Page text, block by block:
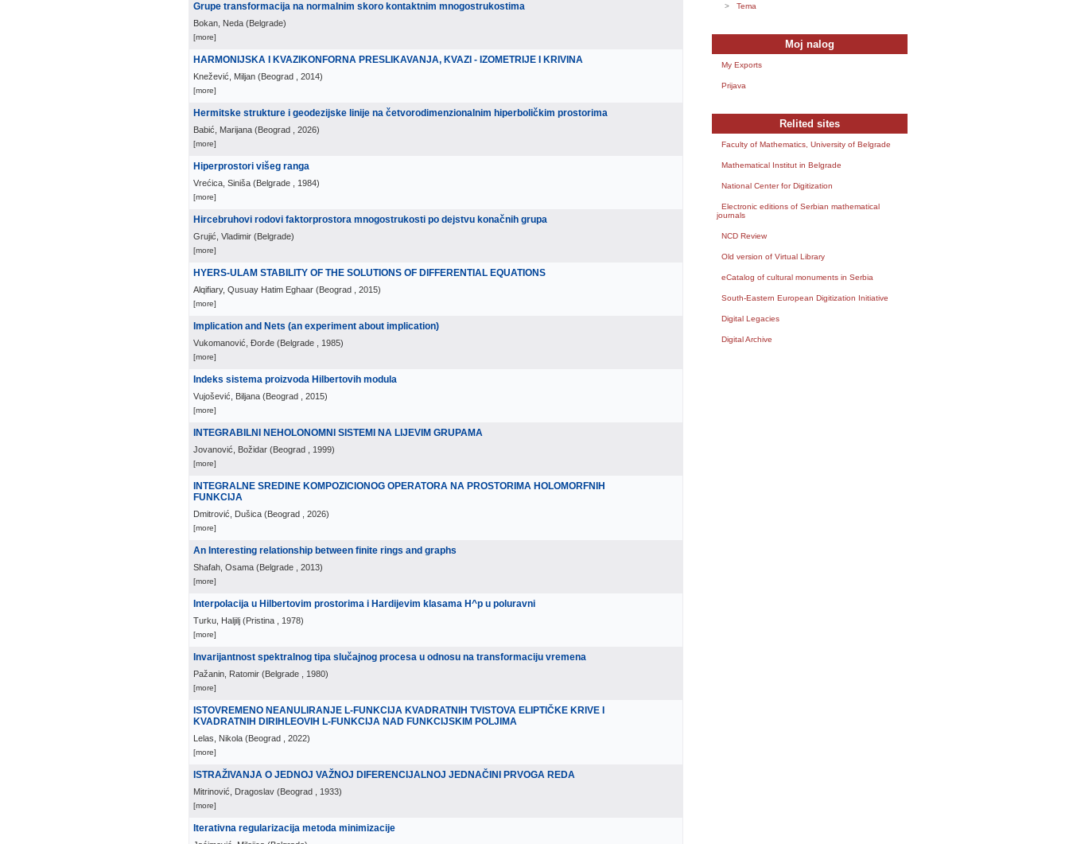
Grupe transformacija na normalnim skoro kontaktnim mnogostrukostima
Bokan, Neda (Belgrade)
[more]
HARMONIJSKA I KVAZIKONFORNA PRESLIKAVANJA, KVAZI - IZOMETRIJE I KRIVINA
Knežević, Miljan (Beograd , 2014)
[more]
Hermitske strukture i geodezijske linije na četvorodimenzionalnim hiperboličkim prostorima
Babić, Marijana (Beograd , 2026)
[more]
Hiperprostori višeg ranga
Vrećica, Siniša (Belgrade , 1984)
[more]
Hircebruhovi rodovi faktorprostora mnogostrukosti po dejstvu konačnih grupa
Grujić, Vladimir (Belgrade)
[more]
HYERS-ULAM STABILITY OF THE SOLUTIONS OF DIFFERENTIAL EQUATIONS
Alqifiary, Qusuay Hatim Eghaar (Beograd , 2015)
[more]
Implication and Nets (an experiment about implication)
Vukomanović, Đorđe (Belgrade , 1985)
[more]
Indeks sistema proizvoda Hilbertovih modula
Vujošević, Biljana (Beograd , 2015)
[more]
INTEGRABILNI NEHOLONOMNI SISTEMI NA LIJEVIM GRUPAMA
Jovanović, Božidar (Beograd , 1999)
[more]
INTEGRALNE SREDINE KOMPOZICIONOG OPERATORA NA PROSTORIMA HOLOMORFNIH
FUNKCIJA
Dmitrović, Dušica (Beograd , 2026)
[more]
An Interesting relationship between finite rings and graphs
Shafah, Osama (Belgrade , 2013)
[more]
Interpolacija u Hilbertovim prostorima i Hardijevim klasama H^p u poluravni
Turku, Haljilj (Pristina , 1978)
[more]
Invarijantnost spektralnog tipa slučajnog procesa u odnosu na transformaciju vremena
Pažanin, Ratomir (Belgrade , 1980)
[more]
ISTOVREMENO NEANULIRANJE L-FUNKCIJA KVADRATNIH TVISTOVA ELIPTIČKE KRIVE I
KVADRATNIH DIRIHLEOVIH L-FUNKCIJA NAD FUNKCIJSKIM POLJIMA
Lelas, Nikola (Beograd , 2022)
[more]
ISTRAŽIVANJA O JEDNOJ VAŽNOJ DIFERENCIJALNOJ JEDNAČINI PRVOGA REDA
Mitrinović, Dragoslav (Beograd , 1933)
[more]
Iterativna regularizacija metoda minimizacije
Tema
Moj nalog
My Exports
Prijava
Relited sites
Faculty of Mathematics, University of Belgrade
Mathematical Institut in Belgrade
National Center for Digitization
Electronic editions of Serbian mathematical
journals
NCD Review
Old version of Virtual Library
eCatalog of cultural monuments in Serbia
South-Eastern European Digitization Initiative
Digital Legacies
Digital Archive